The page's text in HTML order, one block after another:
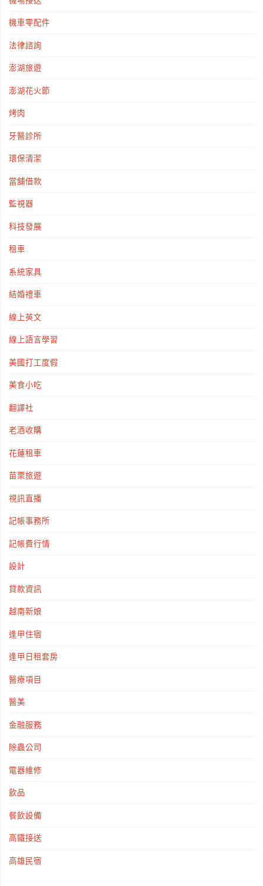
機車零配件
法律諮詢
澎湖旅遊
澎湖花火節
烤肉
牙醫診所
環保清潔
當舖借款
監視器
科技發展
租車
系統家具
結婚禮車
線上英文
線上語言學習
美國打工度假
美食小吃
翻譯社
老酒收購
花蓮租車
苗栗旅遊
視訊直播
記帳事務所
記帳費行情
設計
貸款資訊
越南新娘
逢甲住宿
逢甲日租套房
醫療項目
醫美
金融服務
除蟲公司
電器維修
飲品
餐飲設備
高鐵接送
高雄民宿